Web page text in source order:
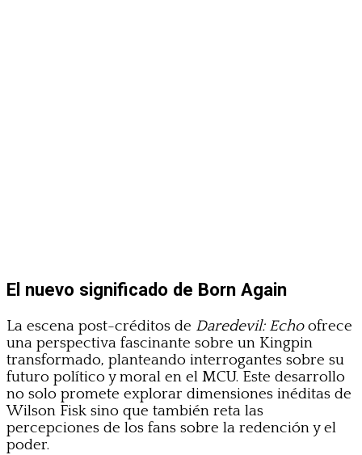
El nuevo significado de Born Again
La escena post-créditos de Daredevil: Echoofrece
una perspectiva fascinante sobre un Kingpin
transformado, planteando interrogantes sobre su
futuro político y moral en el MCU. Este desarrollo
no solo promete explorar dimensiones inéditas de
Wilson Fisk sino que también reta las
percepciones de los fans sobre la redención y el
poder.